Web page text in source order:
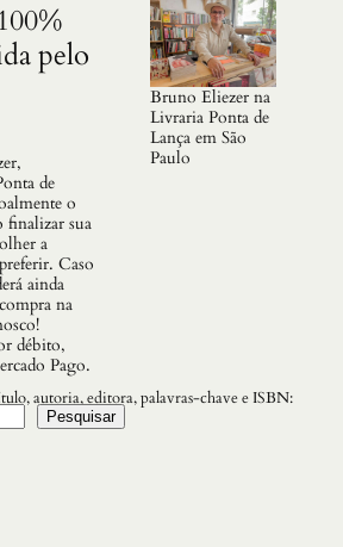
pelo
de
o
finalizar sua
a
Caso
ainda
na
débito,
Pago.
Bruno Eliezer na
Livraria Ponta de
Lança em São
Paulo
autoria, editora, palavras-chave e ISBN:
Pesquisar